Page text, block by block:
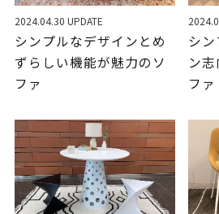
2024.04.30 UPDATE
シンプルなデザインとめ
ずらしい機能が魅力のソ
ファ
シ
ン
ファ